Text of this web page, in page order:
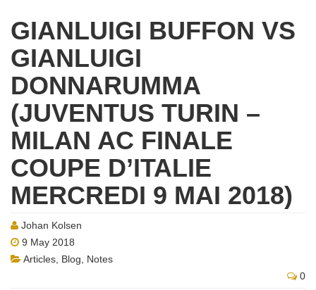
GIANLUIGI BUFFON VS
GIANLUIGI
DONNARUMMA
(JUVENTUS TURIN –
MILAN AC FINALE
COUPE D’ITALIE
MERCREDI 9 MAI 2018)
Johan Kolsen
9 May 2018
Articles Blog
Notes
0